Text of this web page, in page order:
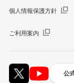
個人情報保護方針
ご利用案内
公